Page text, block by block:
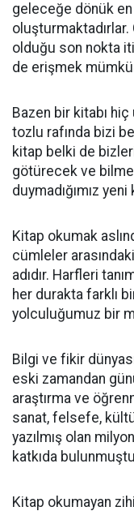
geleceğe dönük en
olduğu son nokta
de erişmek
Bazen bir kitabı hiç
tozlu rafında bizi
kitap belki de
götürecek ve
duymadığımız
Kitap okumak
cümleler
adıdır. Harfleri
her durakta farklı
yolculuğumuz bir
Bilgi ve fikir
eski zamandan
araştırma ve
sanat, felsefe,
yazılmış olan
katkıda
Kitap okumayan